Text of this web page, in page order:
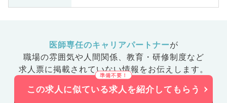
医師専任のキャリアパートナーが
職場の雰囲気や人間関係、 教育・研修制度など
求人票に掲載されていない情報をお伝えします。
この求人に似ている求人を紹介してもらう